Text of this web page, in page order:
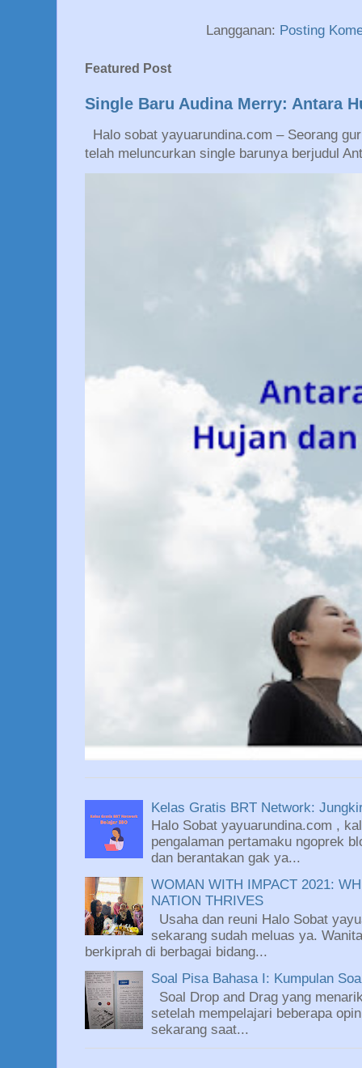
Langganan: Posting
Featured Post
Single Baru Audina Merry: Antara
Halo sobat yayuarundina.com – Seorang
telah meluncurkan single barunya berjudul
Kelas Gratis BRT Network:
Halo Sobat yayuarundina.com ,
pengalaman pertamaku ngoprek
dan berantakan gak ya...
WOMAN WITH IMPACT 2021:
NATION THRIVES
Usaha dan reuni Halo Sobat
sekarang sudah meluas ya.
berkiprah di berbagai bidang...
Soal Pisa Bahasa I: Kumpulan
Soal Drop and Drag yang
setelah mempelajari beberapa
sekarang saat...